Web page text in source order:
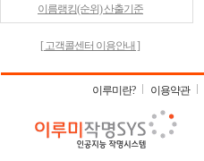
이름랭킹(순위) 산출기준
[ 고객콜센터 이용안내 ]
이루미란? 이용약관